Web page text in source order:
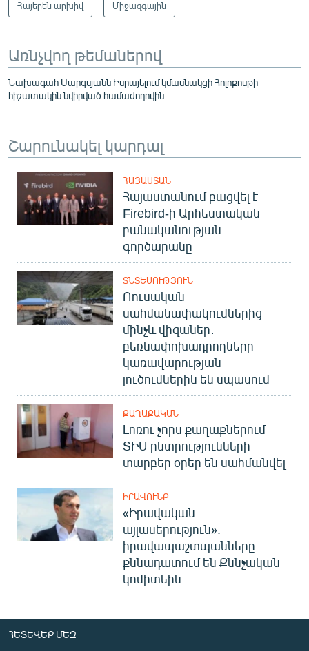
Հայերեն արխիվ Միջազգային
Առնչվող թեմաներով
Նախագահ Սարգսյանն Իսրայելում կմասնակցի Հոլոքոսթի
հիշատակին նվիրված համաժողովին
Շարունակել կարդալ
ՀԱՅԱՍՏԱՆ
Հայաստանում բացվել է
Firebird-ի Արհեստական
բանականության
գործարանը
ՏՆՏԵՍՈՒԹՅՈՒՆ
Ռուսական
սահմանափակումներից
մինչև վիզաներ․
բեռնափոխադրողները
կառավարության
լուծումներին են սպասում
ՔԱՂԱՔԱԿԱՆ
Լոռու չորս քաղաքներում
ՏԻՄ ընտրությունների
տարբեր օրեր են սահմանվել
ԻՐԱՎՈՒՆՔ
«Իրավական
այլասերություն».
իրավապաշտպանները
քննադատում են Քննչական
կոմիտեին
ՀԵՏԵՎԵՔ ՄԵԶ